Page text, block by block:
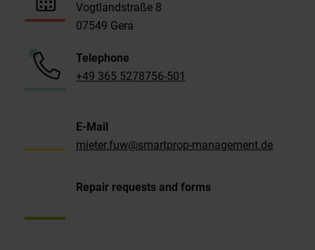
Vogtlandstraße 8
07549 Gera
Telephone
+49 365 5278756-501
E-Mail
mieter.fuw@smartprop-management.de
Repair requests and forms